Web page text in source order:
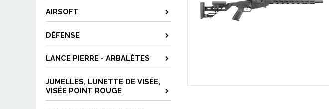
AIRSOFT
DÉFENSE
LANCE PIERRE - ARBALÈTES
JUMELLES, LUNETTE DE VISÉE,
VISÉE POINT ROUGE